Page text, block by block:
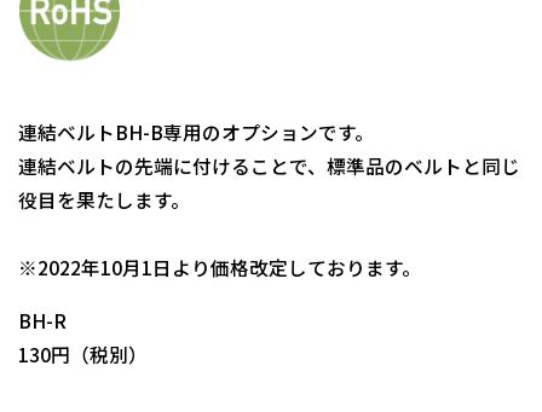
連結ベルトBH-B専用のオプションです。
連結ベルトの先端に付けることで、標準品のベルトと同じ
役目を果たします。
※2022年10月1日より価格改定しております。
BH-R
130円（税別）